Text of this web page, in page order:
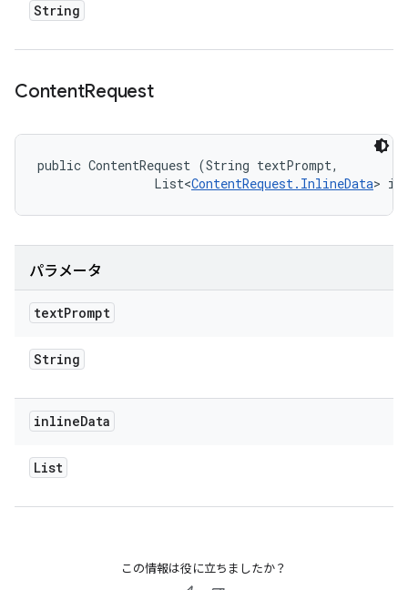
String
ContentRequest
public ContentRequest (String textPrompt,
                List<
ContentRequest.InlineData>
パラメータ
textPrompt
String
inlineData
List
この情報は役に立ちましたか？